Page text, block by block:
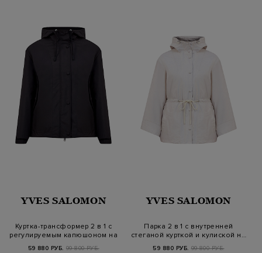
YVES SALOMON
Куртка-трансформер 2 в 1 с
регулируемым капюшоном на
к…
59 880 РУБ. 99 800 РУБ.
YVES SALOMON
Парка 2 в 1 с внутренней
стеганой курткой и кулиской н…
59 880 РУБ. 99 800 РУБ.